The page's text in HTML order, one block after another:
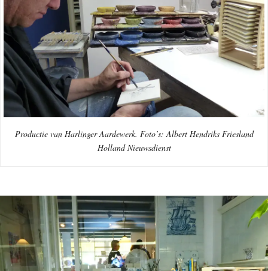
Productie van Harlinger Aardewerk. Foto’s: Albert Hendriks Friesland
Holland Nieuwsdienst